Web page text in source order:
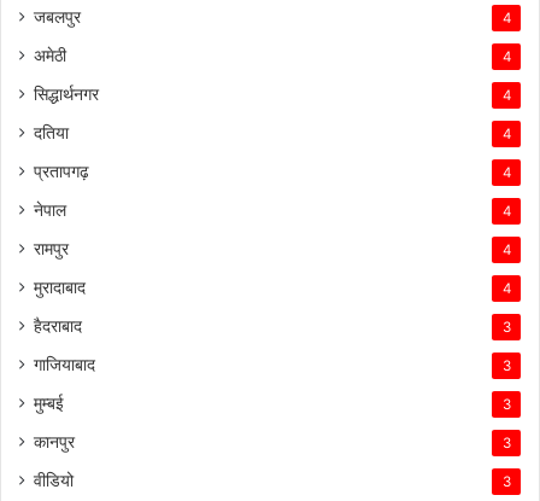
जबलपुर 4
अमेठी 4
सिद्धार्थनगर 4
दतिया 4
प्रतापगढ़ 4
नेपाल 4
रामपुर 4
मुरादाबाद 4
हैदराबाद 3
गाजियाबाद 3
मुम्बई 3
कानपुर 3
वीडियो 3